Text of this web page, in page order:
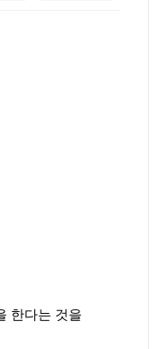
한다는 것을